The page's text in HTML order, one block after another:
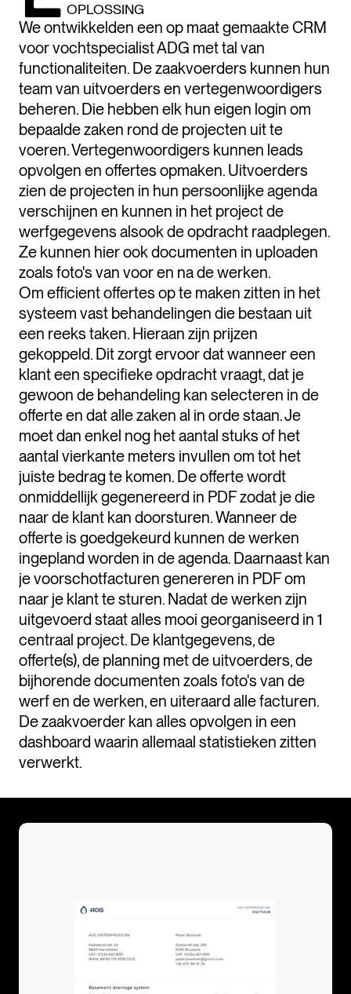
OPLOSSING
We ontwikkelden een op maat gemaakte CRM
voor vochtspecialist ADG met tal van
functionaliteiten. De zaakvoerders kunnen hun
team van uitvoerders en vertegenwoordigers
beheren. Die hebben elk hun eigen login om
bepaalde zaken rond de projecten uit te
voeren. Vertegenwoordigers kunnen leads
opvolgen en offertes opmaken. Uitvoerders
zien de projecten in hun persoonlijke agenda
verschijnen en kunnen in het project de
werfgegevens alsook de opdracht raadplegen.
Ze kunnen hier ook documenten in uploaden
zoals foto's van voor en na de werken.
Om efficient offertes op te maken zitten in het
systeem vast behandelingen die bestaan uit
een reeks taken. Hieraan zijn prijzen
gekoppeld. Dit zorgt ervoor dat wanneer een
klant een specifieke opdracht vraagt, dat je
gewoon de behandeling kan selecteren in de
offerte en dat alle zaken al in orde staan. Je
moet dan enkel nog het aantal stuks of het
aantal vierkante meters invullen om tot het
juiste bedrag te komen. De offerte wordt
onmiddellijk gegenereerd in PDF zodat je die
naar de klant kan doorsturen. Wanneer de
offerte is goedgekeurd kunnen de werken
ingepland worden in de agenda. Daarnaast kan
je voorschotfacturen genereren in PDF om
naar je klant te sturen. Nadat de werken zijn
uitgevoerd staat alles mooi georganiseerd in 1
centraal project. De klantgegevens, de
offerte(s), de planning met de uitvoerders, de
bijhorende documenten zoals foto's van de
werf en de werken, en uiteraard alle facturen.
De zaakvoerder kan alles opvolgen in een
dashboard waarin allemaal statistieken zitten
verwerkt.